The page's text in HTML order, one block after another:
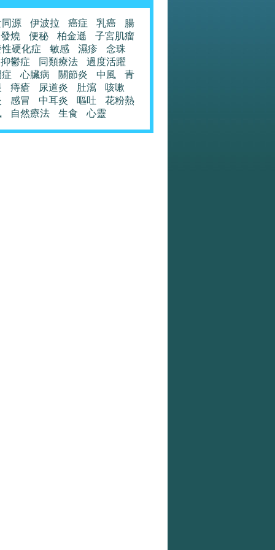
源 伊波拉 癌症 乳癌
腸
發燒
便秘 柏金遜
子宮肌瘤
硬化症
敏感 濕疹
念珠
抑鬱症
同類療法
過度活躍
心臟病 關節炎 中風
青
痔瘡 尿道炎 肚瀉
咳嗽
感冒 中耳炎 嘔吐
花粉熱
自然療法 生食 心靈